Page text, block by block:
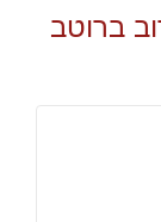
ברוטב